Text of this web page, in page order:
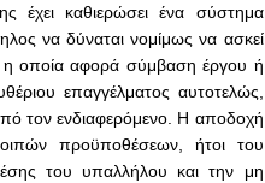
έχει καθιερώσει ένα σύστημα
να δύναται νομίμως να ασκεί
η οποία αφορά σύμβαση έργου ή
επαγγέλματος αυτοτελώς,
τον ενδιαφερόμενο. Η αποδοχή
προϋποθέσεων, ήτοι του
του υπαλλήλου και την μη